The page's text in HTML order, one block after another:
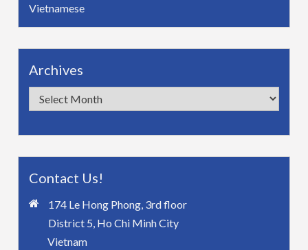
Vietnamese
Archives
Archives
Contact Us!
174 Le Hong Phong, 3rd floor
District 5, Ho Chi Minh City
Vietnam